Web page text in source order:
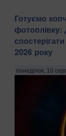
Готуємо
фотоплівку:
2026 року
понеділок, 10